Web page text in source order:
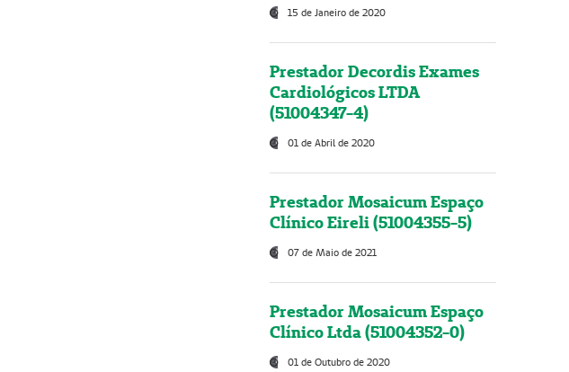
15 de Janeiro de 2020
Prestador Decordis Exames
Cardiológicos LTDA
(51004347-4)
01 de Abril de 2020
Prestador Mosaicum Espaço
Clínico Eireli (51004355-5)
07 de Maio de 2021
Prestador Mosaicum Espaço
Clínico Ltda (51004352-0)
01 de Outubro de 2020